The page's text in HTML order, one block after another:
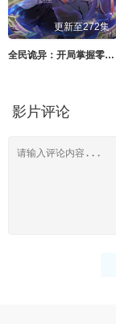
更新至272集
全民诡异：开局掌握零元购·动态漫画
影片评论